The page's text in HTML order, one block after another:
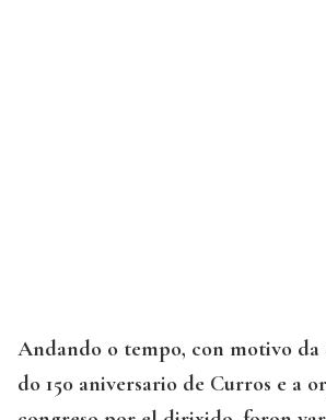
Andando o tempo, con motivo da
do 150 aniversario de Curros e a